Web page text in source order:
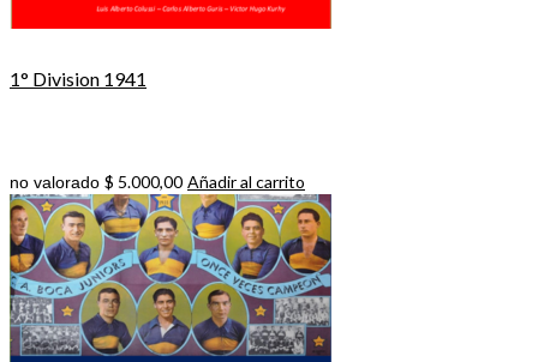
1° Division 1941
no valorado $ 5.000,00 Añadir al carrito